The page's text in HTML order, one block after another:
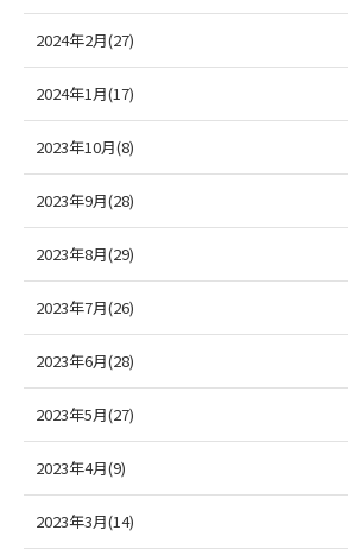
2024年2月(27)
2024年1月(17)
2023年10月(8)
2023年9月(28)
2023年8月(29)
2023年7月(26)
2023年6月(28)
2023年5月(27)
2023年4月(9)
2023年3月(14)